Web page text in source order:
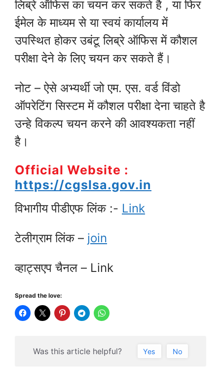
लिब्रे ऑफिस का चयन कर सकते है , या फिर
ईमेल के माध्यम से या स्वयं कार्यालय में
उपस्थित होकर उबंटू लिब्रे ऑफिस में कौशल
परीक्षा देने के लिए चयन कर सकते हैं।
नोट – ऐसे अभ्यर्थी जो एम. एस. वर्ड विंडो
ऑपरेटिंग सिस्टम में कौशल परीक्षा देना चाहते है
उन्हे विकल्प चयन करने की आवश्यकता नहीं
है।
Official Website :
https://cgslsa.gov.in
विभागीय पीडीएफ लिंक :- Link
टेलीग्राम लिंक – join
व्हाट्सएप चैनल – Link
Spread the love:
Was this article helpful? Yes No